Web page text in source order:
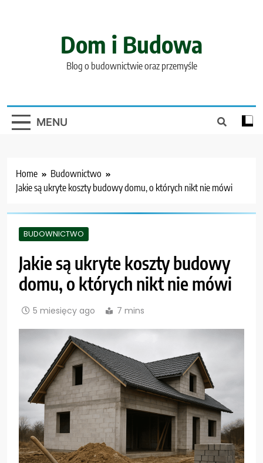
Dom i Budowa
Blog o budownictwie oraz przemyśle
MENU
Home
Budownictwo
Jakie są ukryte koszty budowy domu, o których nikt nie mówi
BUDOWNICTWO
Jakie są ukryte koszty budowy
domu, o których nikt nie mówi
5 miesięcy ago 7 mins